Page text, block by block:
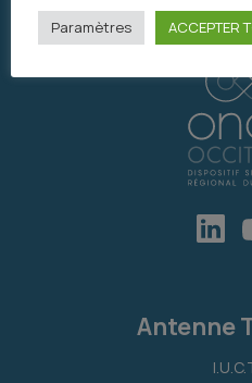
Antenne
Paramètres ACCEPTER